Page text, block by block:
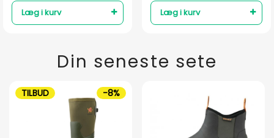
Læg i kurv Læg i kurv
Din seneste sete
TILBUD -8%